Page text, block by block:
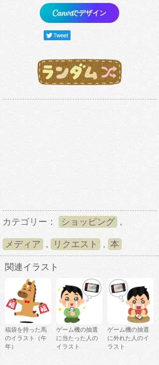
でデザイン
カテゴリー： ショッピング ,
メディア , リクエスト , 本
関連イラスト
福袋を持った馬
のイラスト（午
年）
ゲーム機の抽選
に当たった人の
イラスト
ゲーム機の抽選
に外れた人のイ
ラスト